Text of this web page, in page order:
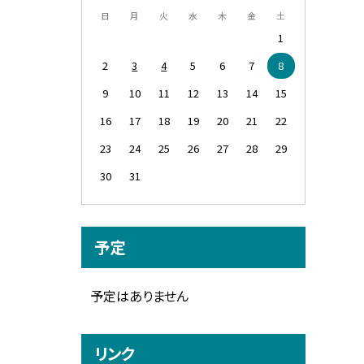
日 月 火 水 木 金 土
1
2
3 4 5 6 7
8
9
10 11 12 13 14
15
16
17 18 19 20 21
22
23
24 25 26 27 28
29
30
31
予定
予定はありません
リンク